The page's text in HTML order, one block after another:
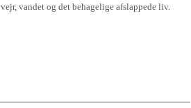
vejr, vandet og det behagelige afslappede liv.